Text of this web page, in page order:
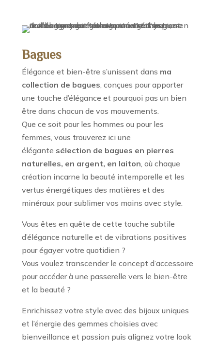
Bagues
Élégance et bien-être s’unissent dans ma
collection de bagues, conçues pour apporter
une touche d’élégance et pourquoi pas un bien
être dans chacun de vos mouvements.
Que ce soit pour les hommes ou pour les
femmes, vous trouverez ici une
élégante sélection de bagues en pierres
naturelles, en argent, en laiton, où chaque
création incarne la beauté intemporelle et les
vertus énergétiques des matières et des
minéraux pour sublimer vos mains avec style.
Vous êtes en quête de cette touche subtile
d’élégance naturelle et de vibrations positives
pour égayer votre quotidien ?
Vous voulez transcender le concept d’accessoire
pour accéder à une passerelle vers le bien-être
et la beauté ?
Enrichissez votre style avec des bijoux uniques
et l’énergie des gemmes choisies avec
bienveillance et passion puis alignez votre look